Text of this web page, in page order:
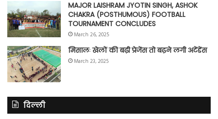
MAJOR LAISHRAM JYOTIN SINGH, ASHOK
CHAKRA (POSTHUMOUS) FOOTBALL
TOURNAMENT CONCLUDES
March 26, 2025
मिसालः खेलों की बढ़ी प्रेजेंस तो बढ़ने लगी अटेंडेंस
March 23, 2025
दिल्ली